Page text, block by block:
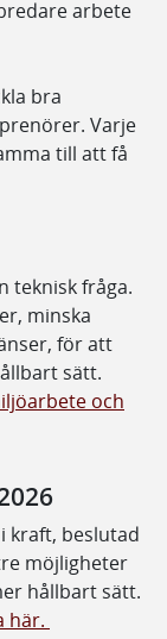
arbete
bra
Varje
till att få
teknisk fråga.
minska
för att
sätt.
och
kraft, beslutad
möjligheter
hållbart sätt.
här.